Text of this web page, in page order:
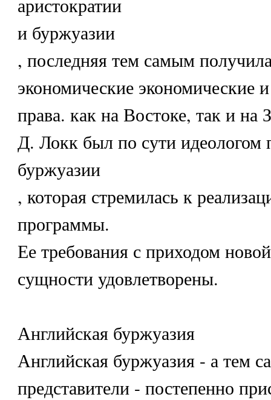
и буржуазии
, последняя тем самым
экономические экономические
права. как на Востоке, так и на
Д. Локк был по сути идеологом
буржуазии
, которая стремилась к
программы.
Ее требования с приходом
сущности удовлетворены.
Английская буржуазия
Английская буржуазия - а тем
представители - постепенно